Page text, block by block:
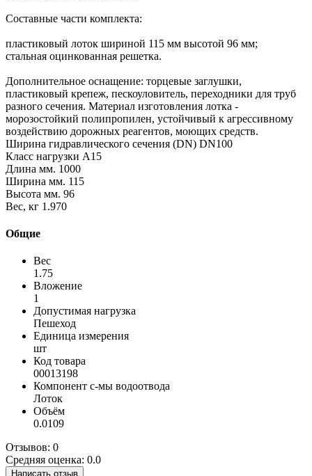
Составные части комплекта:
пластиковый лоток шириной 115 мм высотой 96 мм;
стальная оцинкованная решетка.
Дополнительное оснащение: торцевые заглушки,
пластиковый крепеж, пескоуловитель, переходники для труб
разного сечения. Материал изготовления лотка -
морозостойкий полипропилен, устойчивый к агрессивному
воздействию дорожных реагентов, моющих средств.
Ширина гидравлического сечения (DN) DN100
Класс нагрузки A15
Длина мм. 1000
Ширина мм. 115
Высота мм. 96
Вес, кг 1.970
Общие
Вес
1.75
Вложение
1
Допустимая нагрузка
Пешеход
Единица измерения
шт
Код товара
00013198
Компонент с-мы водоотвода
Лоток
Объём
0.0109
Отзывов: 0
Средняя оценка: 0.0
Написать отзыв